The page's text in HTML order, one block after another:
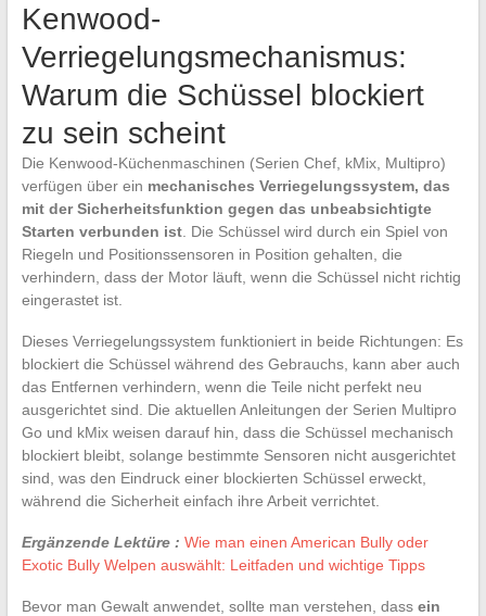
Kenwood-
Verriegelungsmechanismus:
Warum die Schüssel blockiert
zu sein scheint
Die Kenwood-Küchenmaschinen (Serien Chef, kMix, Multipro)
verfügen über ein mechanisches Verriegelungssystem, das
mit der Sicherheitsfunktion gegen das unbeabsichtigte
Starten verbunden ist. Die Schüssel wird durch ein Spiel von
Riegeln und Positionssensoren in Position gehalten, die
verhindern, dass der Motor läuft, wenn die Schüssel nicht richtig
eingerastet ist.
Dieses Verriegelungssystem funktioniert in beide Richtungen: Es
blockiert die Schüssel während des Gebrauchs, kann aber auch
das Entfernen verhindern, wenn die Teile nicht perfekt neu
ausgerichtet sind. Die aktuellen Anleitungen der Serien Multipro
Go und kMix weisen darauf hin, dass die Schüssel mechanisch
blockiert bleibt, solange bestimmte Sensoren nicht ausgerichtet
sind, was den Eindruck einer blockierten Schüssel erweckt,
während die Sicherheit einfach ihre Arbeit verrichtet.
Ergänzende Lektüre : Wie man einen American Bully oder
Exotic Bully Welpen auswählt: Leitfaden und wichtige Tipps
Bevor man Gewalt anwendet, sollte man verstehen, dass ein